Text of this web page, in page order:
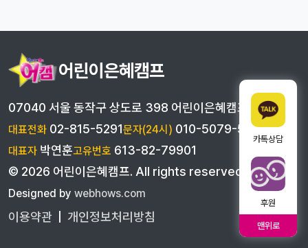
카톡상담
후원
맨위로
어린이은혜캠프
07040 서울 동작구 상도로 398 어린이은혜캠프
대표전화 02-815-5291문자(24시) 010-5079-5291
대표자 박연훈고유번호 613-82-79901
© 2026 어린이은혜캠프. All rights reserved
Designed by webhows.com
이용약관 개인정보처리방침